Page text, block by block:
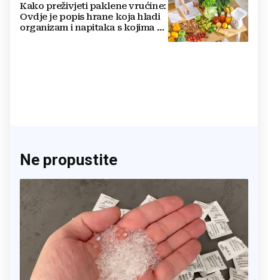
Kako preživjeti paklene vrućine:
Ovdje je popis hrane koja hladi
organizam i napitaka s kojima si
Ne propustite